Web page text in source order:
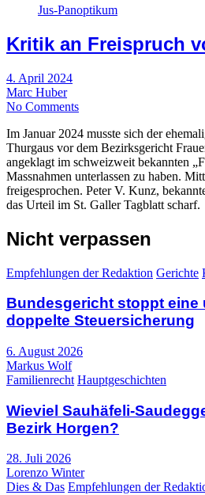
Jus-Panoptikum
Kritik an Freispruch
4. April 2024
Marc Huber
No Comments
Im Januar 2024 musste sich der
Thurgaus vor dem Bezirksgericht
angeklagt im schweizweit bekannten
Massnahmen unterlassen zu haben.
freigesprochen. Peter V. Kunz,
das Urteil im St. Galler Tagblatt scharf.
Nicht verpassen
Empfehlungen der Redaktion Gerichte
Bundesgericht stoppt eine
doppelte Steuersicherung
6. August 2026
Markus Wolf
Familienrecht Hauptgeschichten
Wieviel Sauhäfeli-
Bezirk Horgen?
28. Juli 2026
Lorenzo Winter
Dies & Das Empfehlungen der